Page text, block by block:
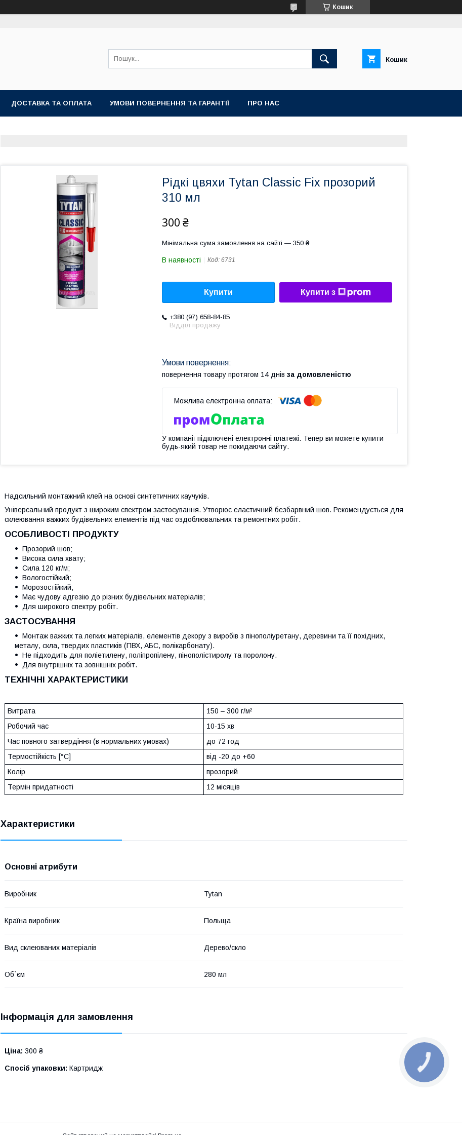
Кошик
Кошик
ДОСТАВКА ТА ОПЛАТА УМОВИ ПОВЕРНЕННЯ ТА ГАРАНТІЇ ПРО НАС
Рідкі цвяхи Tytan Classic Fix прозорий
310 мл
300 ₴
Мінімальна сума замовлення на сайті — 350 ₴
В наявності Код: 6731
Купити Купити з
+380 (97) 658-84-85
Відділ продажу
повернення товару протягом 14 днів за домовленістю
У компанії підключені електронні платежі. Тепер ви можете купити
будь-який товар не покидаючи сайту.
Надсильний монтажний клей на основі синтетичних каучуків.
Універсальний продукт з широким спектром застосування. Утворює еластичний безбарвний шов. Рекомендується для
склеювання важких будівельних елементів під час оздоблювальних та ремонтних робіт.
ОСОБЛИВОСТІ ПРОДУКТУ
Прозорий шов;
Висока сила хвату;
Сила 120 кг/м;
Вологостійкий;
Морозостійкий;
Має чудову адгезію до різних будівельних матеріалів;
Для широкого спектру робіт.
ЗАСТОСУВАННЯ
Монтаж важких та легких матеріалів, елементів декору з виробів з пінополіуретану, деревини та її похідних,
металу, скла, твердих пластиків (ПВХ, АБС, полікарбонату).
Не підходить для поліетилену, поліпропілену, пінополістиролу та поролону.
Для внутрішніх та зовнішніх робіт.
ТЕХНІЧНІ ХАРАКТЕРИСТИКИ
Витрата
150 – 300 г/м²
Робочий час
10-15 хв
Час повного затвердіння (в нормальних умовах)
до 72 год
Термостійкість [°C]
від -20 до +60
Колір
прозорий
Термін придатності
12 місяців
Характеристики
Основні атрибути
Виробник Tytan
Країна виробник Польща
Вид склеюваних матеріалів Дерево/скло
Об`єм 280 мл
Інформація для замовлення
Ціна: 300 ₴
Спосіб упаковки: Картридж
КНОПКА
ЗВ'ЯЗКУ